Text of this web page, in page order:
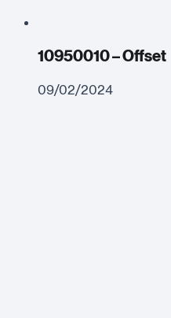
10950010 – Offset
09/02/2024